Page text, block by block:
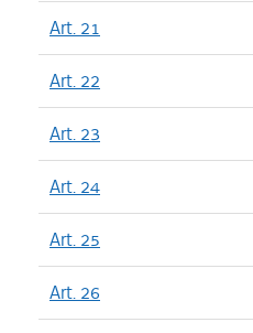
Art. 21
Art. 22
Art. 23
Art. 24
Art. 25
Art. 26